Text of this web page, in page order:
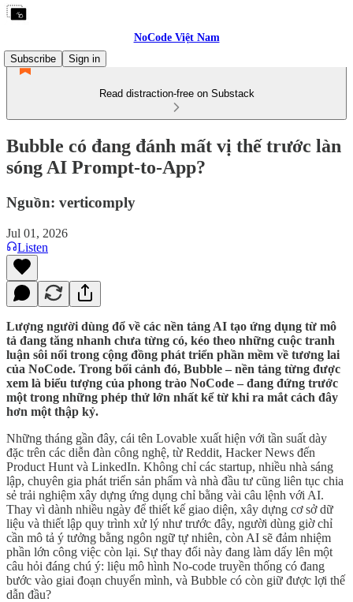
NoCode Việt Nam
Subscribe
Sign in
Read distraction-free on Substack
Bubble có đang đánh mất vị thế trước làn
sóng AI Prompt-to-App?
Nguồn: verticomply
Jul 01, 2026
Listen
Lượng người dùng đổ về các nền tảng AI tạo ứng dụng từ mô
tả đang tăng nhanh chưa từng có, kéo theo những cuộc tranh
luận sôi nổi trong cộng đồng phát triển phần mềm về tương lai
của NoCode. Trong bối cảnh đó, Bubble – nền tảng từng được
xem là biểu tượng của phong trào NoCode – đang đứng trước
một trong những phép thử lớn nhất kể từ khi ra mắt cách đây
hơn một thập kỷ.
Những tháng gần đây, cái tên Lovable xuất hiện với tần suất dày
đặc trên các diễn đàn công nghệ, từ Reddit, Hacker News đến
Product Hunt và LinkedIn. Không chỉ các startup, nhiều nhà sáng
lập, chuyên gia phát triển sản phẩm và nhà đầu tư cũng liên tục chia
sẻ trải nghiệm xây dựng ứng dụng chỉ bằng vài câu lệnh với AI.
Thay vì dành nhiều ngày để thiết kế giao diện, xây dựng cơ sở dữ
liệu và thiết lập quy trình xử lý như trước đây, người dùng giờ chỉ
cần mô tả ý tưởng bằng ngôn ngữ tự nhiên, còn AI sẽ đảm nhiệm
phần lớn công việc còn lại. Sự thay đổi này đang làm dấy lên một
câu hỏi đáng chú ý: liệu mô hình No-code truyền thống có đang
bước vào giai đoạn chuyển mình, và Bubble có còn giữ được lợi thế
dẫn đầu?